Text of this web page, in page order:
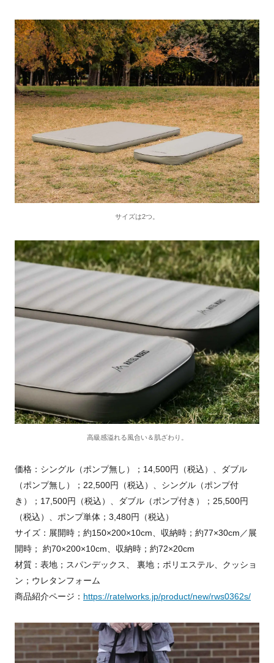
サイズは2つ。
高級感溢れる風合い＆肌ざわり。
価格：シングル（ポンプ無し）；14,500円（税込）、ダブル
（ポンプ無し）；22,500円（税込）、シングル（ポンプ付
き）；17,500円（税込）、ダブル（ポンプ付き）；25,500円
（税込）、ポンプ単体；3,480円（税込）
サイズ：展開時；約150×200×10cm、収納時；約77×30cm／展
開時； 約70×200×10cm、収納時；約72×20cm
材質：表地；スパンデックス、 裏地；ポリエステル、クッショ
ン；ウレタンフォーム
商品紹介ページ： https://ratelworks.jp/product/new/rws0362s/